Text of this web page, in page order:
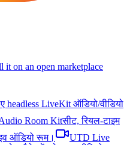
it on an open marketplace
headless LiveKit ऑडियो/वीडियो
Room Kitसीट, रियल-टाइम
ऑडियो रूम।
UTD Live